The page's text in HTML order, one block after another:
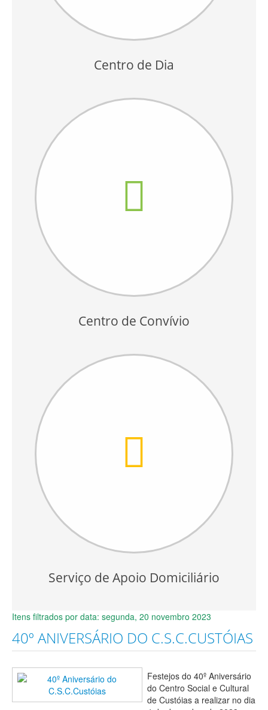
Centro de Dia
Centro de Convívio
Serviço de Apoio Domiciliário
Itens filtrados por data: segunda, 20 novembro 2023
40º ANIVERSÁRIO DO C.S.C.CUSTÓIAS
Festejos do 40º Aniversário
do Centro Social e Cultural
de Custóias a realizar no dia